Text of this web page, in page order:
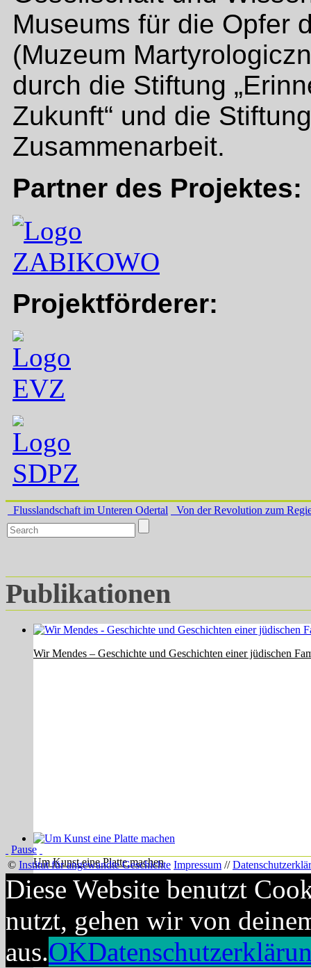
Museums für die Opfer
(Muzeum
durch die Stiftung
Zukunft“ und die
Zusammenarbeit.
Partner des Projektes:
Projektförderer:
Flusslandschaft im Unteren Odertal Von der Revolution zum
Publikationen
Wir Mendes – Geschichte und Geschichten einer jüdischen
Um Kunst eine Platte machen
Pause
© Institut für angewandte Geschichte Impressum //
Diese Website benutzt
nutzt, gehen wir von
aus.OK